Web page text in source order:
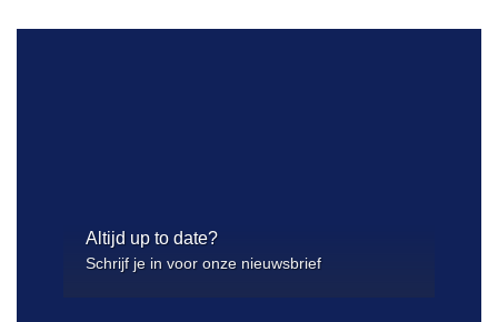
Altijd up to date?
Schrijf je in voor onze nieuwsbrief